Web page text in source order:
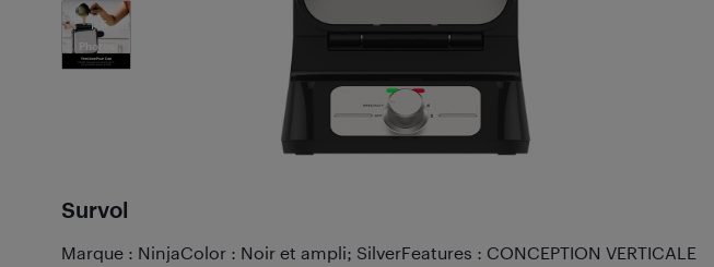
5
Photos
Survol
Marque : NinjaColor : Noir et ampli; SilverFeatures : CONCEPTION VERTICALE